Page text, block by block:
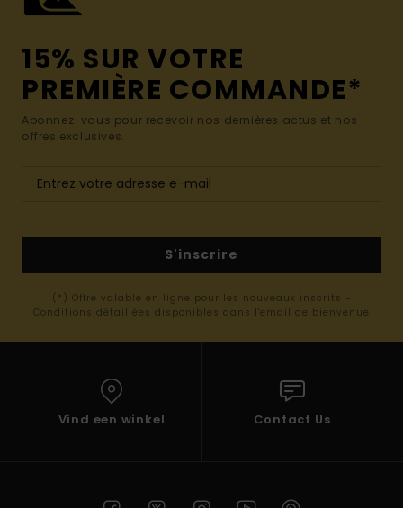
15% SUR VOTRE
PREMIÈRE COMMANDE*
Abonnez-vous pour recevoir nos dernières actus et nos
offres exclusives.
S'inscrire
(*) Offre valable en ligne pour les nouveaux inscrits -
Conditions détaillées disponibles dans l'email de bienvenue
Vind een winkel Contact Us